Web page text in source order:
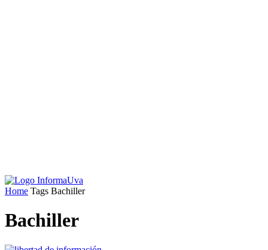
Home Tags Bachiller
Bachiller